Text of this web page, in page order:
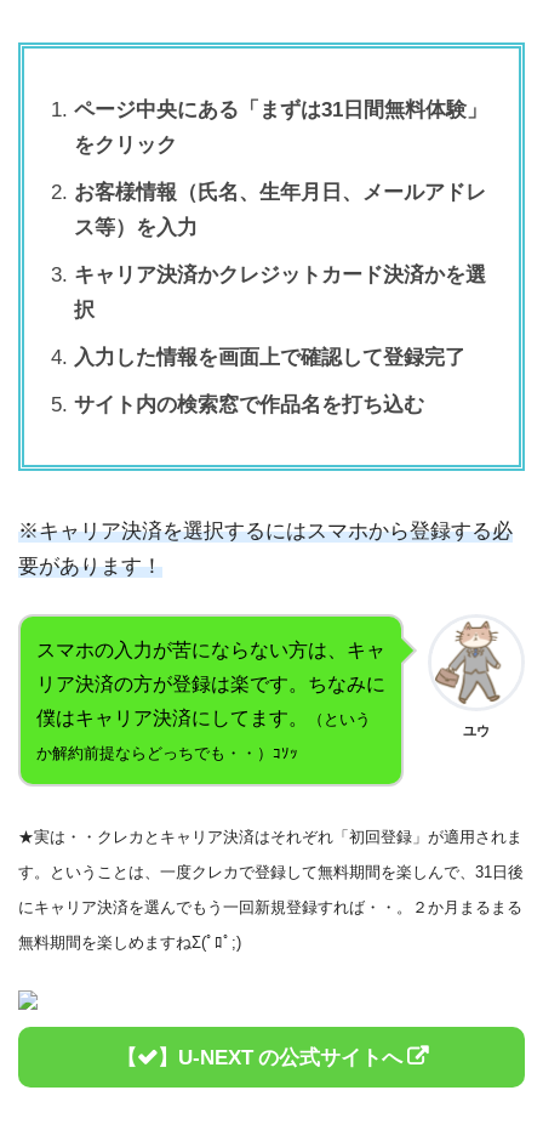
ページ中央にある「まずは31日間無料体験」
をクリック
お客様情報（氏名、生年月日、メールアドレ
ス等）を入力
キャリア決済かクレジットカード決済かを選
択
入力した情報を画面上で確認して登録完了
サイト内の検索窓で作品名を打ち込む
※キャリア決済を選択するにはスマホから登録する必
要があります！
スマホの入力が苦にならない方は、キャ
リア決済の方が登録は楽です。ちなみに
僕はキャリア決済にしてます。
（という
か解約前提ならどっちでも・・）ｺｿｯ
ユウ
★実は・・クレカとキャリア決済はそれぞれ「初回登録」が適用されま
す。ということは、一度クレカで登録して無料期間を楽しんで、31日後
にキャリア決済を選んでもう一回新規登録すれば・・。２か月まるまる
無料期間を楽しめますねΣ(ﾟﾛﾟ;)
U-NEXT